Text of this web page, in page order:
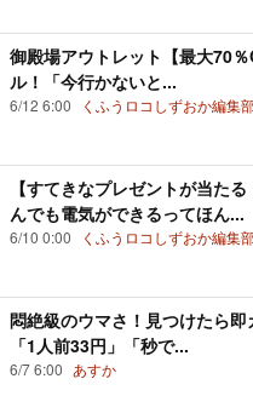
御殿場アウトレット【最大70
ル！「今行かないと...
6/12 6:00 くふうロコしずおか編集
【すてきなプレゼントが当た
んでも電気ができるってほん...
6/10 0:00 くふうロコしずおか編集
悶絶級のウマさ！見つけたら即
「1人前33円」「秒で...
6/7 6:00 あすか